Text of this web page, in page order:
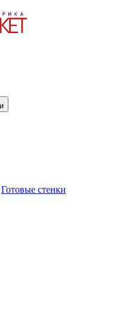
Готовые стенки